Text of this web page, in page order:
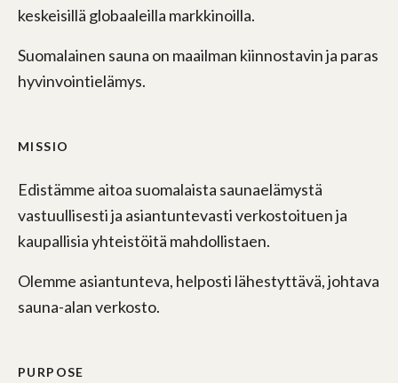
keskeisillä globaaleilla markkinoilla.
Suomalainen sauna on maailman kiinnostavin ja paras
hyvinvointielämys.
MISSIO
Edistämme aitoa suomalaista saunaelämystä
vastuullisesti ja asiantuntevasti verkostoituen ja
kaupallisia yhteistöitä mahdollistaen.
Olemme asiantunteva, helposti lähestyttävä, johtava
sauna-alan verkosto.
PURPOSE